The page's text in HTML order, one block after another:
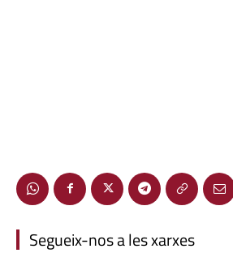
Segueix-nos a les xarxes